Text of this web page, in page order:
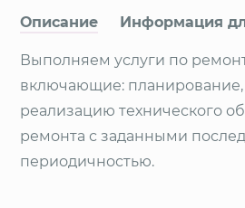
Описание Информация
Выполняем услуги по
включающие: планирование,
реали­зацию технического
ремонта с заданными
периодичностью.